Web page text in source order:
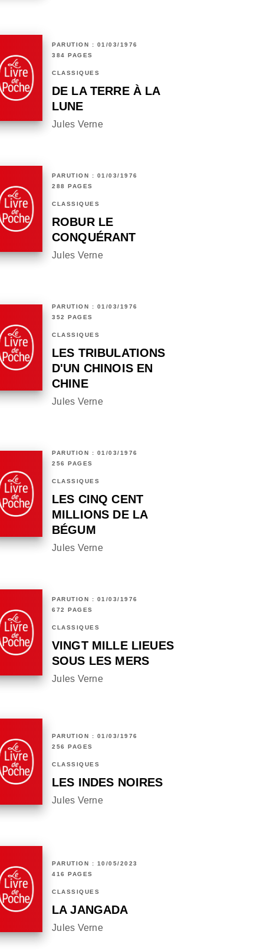
PARUTION : 01/03/1976
384 PAGES
CLASSIQUES
DE LA TERRE À LA
LUNE
Jules Verne
PARUTION : 01/03/1976
288 PAGES
CLASSIQUES
ROBUR LE
CONQUÉRANT
Jules Verne
PARUTION : 01/03/1976
352 PAGES
CLASSIQUES
LES TRIBULATIONS
D'UN CHINOIS EN
CHINE
Jules Verne
PARUTION : 01/03/1976
256 PAGES
CLASSIQUES
LES CINQ CENT
MILLIONS DE LA
BÉGUM
Jules Verne
PARUTION : 01/03/1976
672 PAGES
CLASSIQUES
VINGT MILLE LIEUES
SOUS LES MERS
Jules Verne
PARUTION : 01/03/1976
256 PAGES
CLASSIQUES
LES INDES NOIRES
Jules Verne
PARUTION : 10/05/2023
416 PAGES
CLASSIQUES
LA JANGADA
Jules Verne